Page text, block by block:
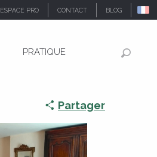
ESPACE PRO CONTACT BLOG
PRATIQUE
Partager